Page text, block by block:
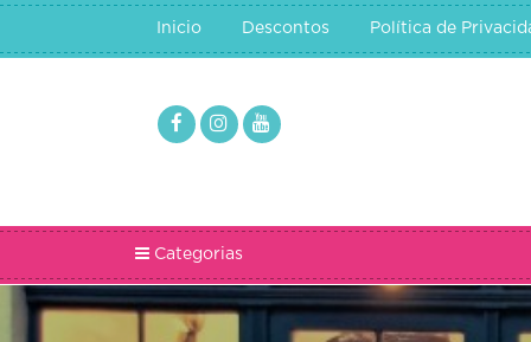
Inicio Descontos Política de
Categorias